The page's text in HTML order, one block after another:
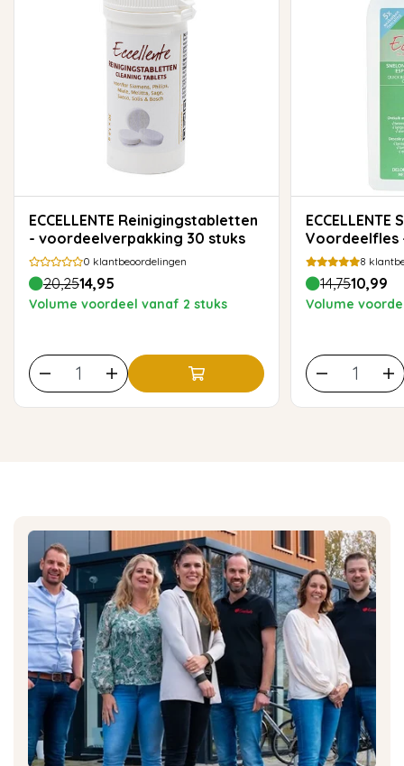
ECCELLENTE Reinigingstabletten
- voordeelverpakking 30 stuks
0 klantbeoordelingen
20,2514,95
Volume voordeel vanaf 2 stuks
ECCELLENTE Snelontkalker
Voordeelfles
8
14,7510,99
Volume